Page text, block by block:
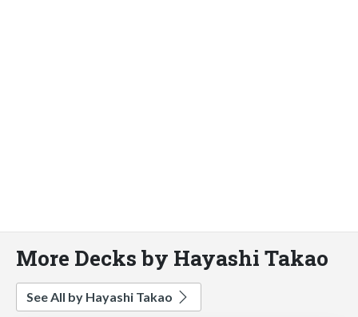
More Decks by Hayashi Takao
See All by Hayashi Takao